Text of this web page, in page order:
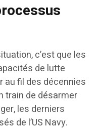
c’est que les
de lutte
au fil des décennies
train de désarmer
les derniers
de l’US Navy.